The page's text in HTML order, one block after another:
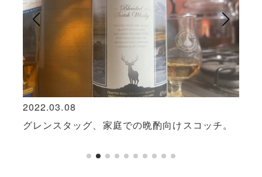
2022.03.08
グレンスタッグ、家庭での晩酌向けスコッチ。